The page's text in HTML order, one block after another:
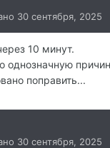
30 сентября, 2025
10 минут.
однозначную
поправить...
30 сентября, 2025